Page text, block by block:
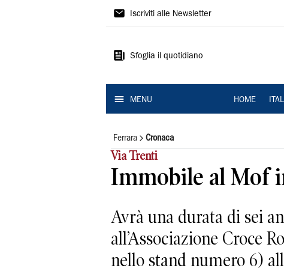
La
Ferrara
Iscriviti alle Newsletter
Sfoglia il quotidiano
MENU HOME
Ferrara Cronaca
Via Trenti
Immobile al Mof
Avrà una durata di sei
all’Associazione Croce
nello stand numero 6)